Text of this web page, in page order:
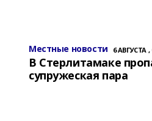
Местные новости 6 АВГУСТА ,
В Стерлитамаке
супружеская пара